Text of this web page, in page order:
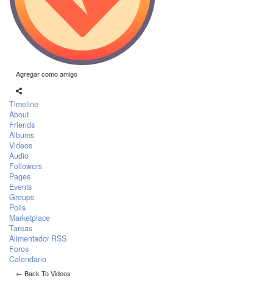
Agregar como amigo
Timeline
About
Friends
Albums
Videos
Audio
Followers
Pages
Events
Groups
Polls
Marketplace
Tareas
Alimentador RSS
Foros
Calendario
← Back To Videos